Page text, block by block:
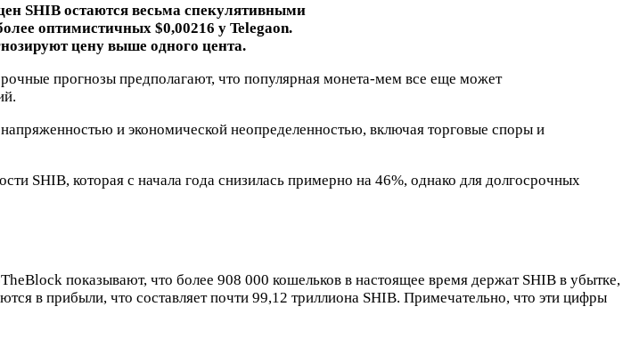
SHIB остаются весьма спекулятивными
оптимистичных $0,00216 у Telegaon.
цену выше одного цента.
прогнозы предполагают, что популярная монета-мем все еще может
и экономической неопределенностью, включая торговые споры и
SHIB, которая с начала года снизилась примерно на 46%, однако для долгосрочных
показывают, что более 908 000 кошельков в настоящее время держат SHIB в убытке,
в прибыли, что составляет почти 99,12 триллиона SHIB. Примечательно, что эти цифры